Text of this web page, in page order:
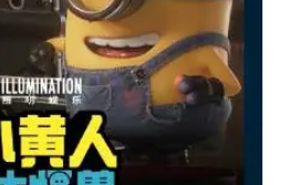
曹颖儿子首次演长剧